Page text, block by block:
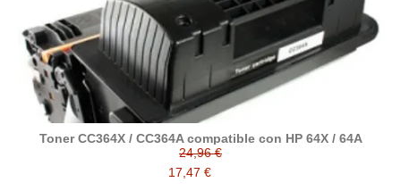
Toner CC364X / CC364A compatible con HP 64X / 64A
24,96 €
17,47 €